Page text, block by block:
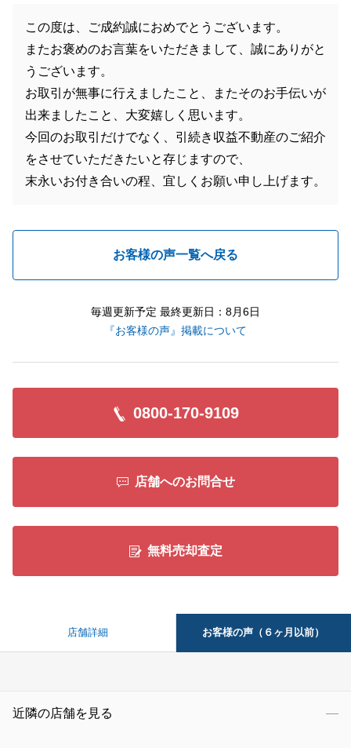
この度は、ご成約誠におめでとうございます。
またお褒めのお言葉をいただきまして、誠にありがと
うございます。
お取引が無事に行えましたこと、またそのお手伝いが
出来ましたこと、大変嬉しく思います。
今回のお取引だけでなく、引続き収益不動産のご紹介
をさせていただきたいと存じますので、
末永いお付き合いの程、宜しくお願い申し上げます。
お客様の声一覧へ戻る
毎週更新予定 最終更新日：8月6日
『お客様の声』掲載について
0800-170-9109
店舗へのお問合せ
無料売却査定
店舗詳細 お客様の声（６ヶ月以前）
近隣の店舗を見る